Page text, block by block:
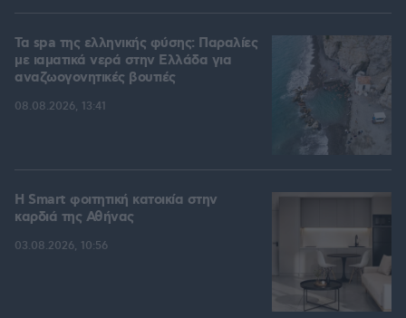
Τα spa της ελληνικής φύσης: Παραλίες
με ιαματικά νερά στην Ελλάδα για
αναζωογονητικές βουτιές
08.08.2026, 13:41
Η Smart φοιτητική κατοικία στην
καρδιά της Αθήνας
03.08.2026, 10:56